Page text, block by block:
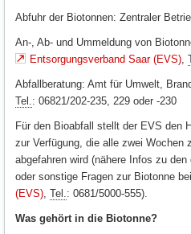
Abfuhr der Biotonnen: Zentraler
An-, Ab- und Ummeldung von
Entsorgungsverband Saar (EVS)
Abfallberatung: Amt für Umwelt,
Tel. : 06821/202-235, 229 oder -230
Für den Bioabfall stellt der EVS den
zur Verfügung, die alle zwei Wochen
abgefahren wird (nähere Infos zu
oder sonstige Fragen zur Biotonne
(EVS) Tel. : 0681/5000-555).
Was gehört in die Biotonne?